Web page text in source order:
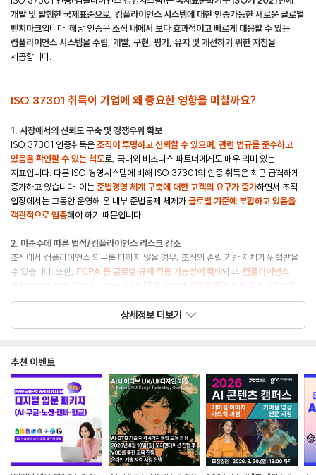
개발 및 발행한 국제표준으로, 컴플라이언스 시스템에 대한 인증가능한 새로운 글로벌
벤치마크입니다. 해당 인증은 조직 내에서 보다 효과적이고 빠르게 대응할 수 있는
컴플라이언스 시스템을 수립, 개발, 구현, 평가, 유지 및 개선하기 위한 지침을
제공합니다.
ISO 37301 취득이 기업에 왜 중요한 영향을 미칠까요?
1. 시장에서의 신뢰도 구축 및 경쟁우위 확보
ISO 37301 인증취득은 조직이 투명하고 신뢰할 수 있으며, 관련 법규를 준수하고
있음을 확인할 수 있는 척도로, 국내외 비즈니스 파트너에게도 매우 의미 있는
지표입니다. 다른 ISO 경영시스템에 비해 ISO 37301의 인증 취득은 최근 급격하게
증가하고 있습니다. 이는준법경영 체계 구축에 대한 고객의 요구가 증가하면서 조직
입장에서는 그동안 운영해 온 내부 준법통제 체제가글로벌 기준에 부합하고 있음을
객관적으로 입증해야 하기 때문입니다.
2. 미준수에 따른 법적/컴플라이언스 리스크 감소
조직에서 컴플라이언스 의무를 다하지 않을 경우, 조직의 존립 기반 자체가 위협받을
수 있습니다. 또한, FCPA 등 글로벌 규제 적용 가능성이 확대되고, 컴플라이언스
글로벌 환경 변화에 효과적으로
대응하기 위해서는 컴플라이언스 경영 시스템 구축이 필수적입니다.
3. ESG 경영 성과에 기여
기업 평가에 차지하는 비중이 날이 갈수록 높아지고 있습니다. ISO 37301 인증은
조직의 윤리·준법경영에 대한 노력을 가시적으로 보여줄 수 있어 ESG 경영의
객관적인 지표로 활용 가능
합니다.
4. 이사의 감시의무 이행의 근거
준법감시 제도 구축을 위해 노력을 다하지 않은 대표이사나 이사회 멤버 이사는 회사가
물게 될 과징금 상당의 손해를 배상할 책임이 있다고 대법원 판례는 이미 경고하고
있습니다. 이제 이사나 이사회의 ‘몰랐다’는 항변은 더 이상의 면책사유가 될 수
없습니다.ISO 37301은이사의 감시의무 위반에 대한 가장 강력한 법적 방어망이 될
상세정보 더보기
추천 이벤트